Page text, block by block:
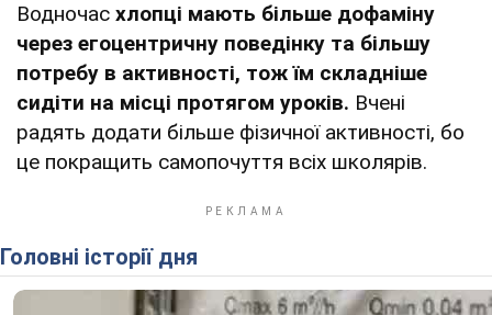
Водночас хлопці мають більше дофаміну
через егоцентричну поведінку та більшу
потребу в активності, тож їм складніше
сидіти на місці протягом уроків. Вчені
радять додати більше фізичної активності, бо
це покращить самопочуття всіх школярів.
Головні історії дня